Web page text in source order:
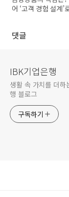
어 ‘고객 경험 설계’
댓글
IBK기업은행
생활 속 가치를 더
행 블로그
구독하기